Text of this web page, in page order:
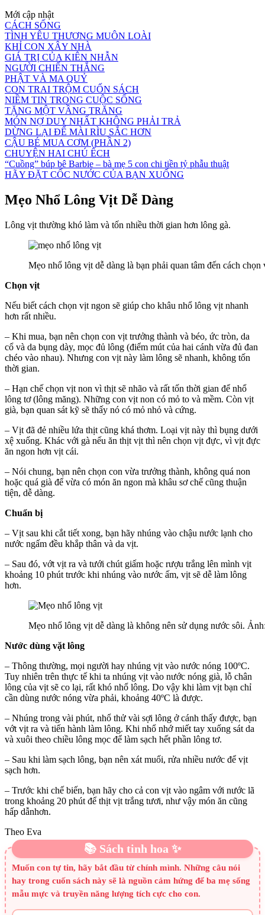
Mới cập nhật
CÁCH SỐNG
TÌNH YÊU THƯƠNG MUÔN LOÀI
KHỈ CON XÂY NHÀ
GIÁ TRỊ CỦA KIÊN NHẪN
NGƯỜI CHIẾN THẮNG
PHẬT VÀ MA QUỶ
CON TRAI TRỘM CUỐN SÁCH
NIỀM TIN TRONG CUỘC SỐNG
TẶNG MỘT VẦNG TRĂNG
MÓN NỢ DUY NHẤT KHÔNG PHẢI TRẢ
DỪNG LẠI ĐỂ MÀI RÌU SẮC HƠN
CẬU BÉ MUA CƠM (PHẦN 2)
CHUYỆN HAI CHÚ ẾCH
“Cuồng” búp bê Barbie – bà mẹ 5 con chi tiền tỷ phẫu thuật
HÃY ĐẶT CỐC NƯỚC CỦA BẠN XUỐNG
Mẹo Nhổ Lông Vịt Dễ Dàng
Lông vịt thường khó làm và tốn nhiều thời gian hơn lông gà.
Mẹo nhổ lông vịt dễ dàng là bạn phải quan tâm đến cách
Chọn vịt
Nếu biết cách chọn vịt ngon sẽ giúp cho khâu nhổ lông vịt nhanh
hơn rất nhiều.
– Khi mua, bạn nên chọn con vịt trưởng thành và béo, ức tròn, da
cổ và da bụng dày, mọc đủ lông (điểm mút của hai cánh vừa đủ đan
chéo vào nhau). Nhưng con vịt này làm lông sẽ nhanh, không tốn
thời gian.
– Hạn chế chọn vịt non vì thịt sẽ nhão và rất tốn thời gian để nhổ
lông tơ (lông măng). Những con vịt non có mỏ to và mềm. Còn vịt
già, bạn quan sát kỹ sẽ thấy nó có mỏ nhỏ và cứng.
– Vịt đã đẻ nhiều lứa thịt cũng khá thơm. Loại vịt này thì bụng dưới
xệ xuống. Khác với gà nếu ăn thịt vịt thì nên chọn vịt đực, vì vịt đực
ăn ngon hơn vịt cái.
– Nói chung, bạn nên chọn con vừa trưởng thành, không quá non
hoặc quá già để vừa có món ăn ngon mà khâu sơ chế cũng thuận
tiện, dễ dàng.
Chuẩn bị
– Vịt sau khi cắt tiết xong, bạn hãy nhúng vào chậu nước lạnh cho
nước ngấm đều khắp thân và da vịt.
– Sau đó, vớt vịt ra và tưới chút giấm hoặc rượu trắng lên mình vịt
khoảng 10 phút trước khi nhúng vào nước ấm, vịt sẽ dễ làm lông
hơn.
Mẹo nhổ lông vịt dễ dàng là không nên sử dụng nước sôi.
Nước dùng vặt lông
– Thông thường, mọi người hay nhúng vịt vào nước nóng 100ºC.
Tuy nhiên trên thực tế khi ta nhúng vịt vào nước nóng già, lỗ chân
lông của vịt sẽ co lại, rất khó nhổ lông. Do vậy khi làm vịt bạn chỉ
cần dùng nước nóng vừa phải, khoảng 40ºC là được.
– Nhúng trong vài phút, nhổ thử vài sợi lông ở cánh thấy được, bạn
vớt vịt ra và tiến hành làm lông. Khi nhổ nhớ miết tay xuống sát da
và xuôi theo chiều lông mọc để làm sạch hết phần lông tơ.
– Sau khi làm sạch lông, bạn nên xát muối, rửa nhiều nước để vịt
sạch hơn.
– Trước khi chế biến, bạn hãy cho cả con vịt vào ngâm với nước lã
trong khoảng 20 phút để thịt vịt trắng tươi, như vậy món ăn cũng
hấp dẫnhơn.
Theo Eva
📚 Sách tinh hoa ✨
Muốn con tự tin, hãy bắt đầu từ chính mình. Những câu nói
hay trong cuốn sách này sẽ là nguồn cảm hứng để ba mẹ sống
mẫu mực và truyền năng lượng tích cực cho con.